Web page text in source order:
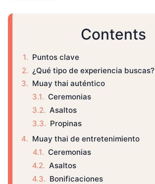
Contents
Puntos clave
¿Qué tipo de experiencia buscas?
Muay thai auténtico
Ceremonias
Asaltos
Propinas
Muay thai de entretenimiento
Ceremonias
Asaltos
Bonificaciones